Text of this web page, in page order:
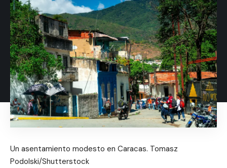
Un asentamiento modesto en Caracas. Tomasz
Podolski/Shutterstock